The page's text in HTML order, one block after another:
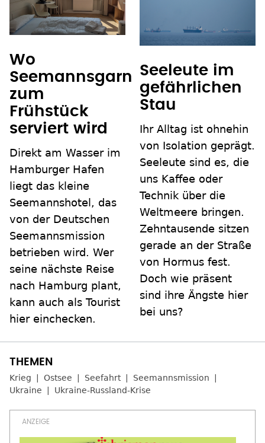
Wo
Seemannsgarn
zum
Frühstück
serviert wird
Direkt am Wasser im
Hamburger Hafen
liegt das kleine
Seemannshotel, das
von der Deutschen
Seemannsmission
betrieben wird. Wer
seine nächste Reise
nach Hamburg plant,
kann auch als Tourist
hier einchecken.
Seeleute im
gefährlichen
Stau
Ihr Alltag ist ohnehin
von Isolation geprägt.
Seeleute sind es, die
uns Kaffee oder
Technik über die
Weltmeere bringen.
Zehntausende sitzen
gerade an der Straße
von Hormus fest.
Doch wie präsent
sind ihre Ängste hier
bei uns?
Krieg Ostsee Seefahrt
Seemannsmission
Ukraine
Ukraine-Russland-Krise